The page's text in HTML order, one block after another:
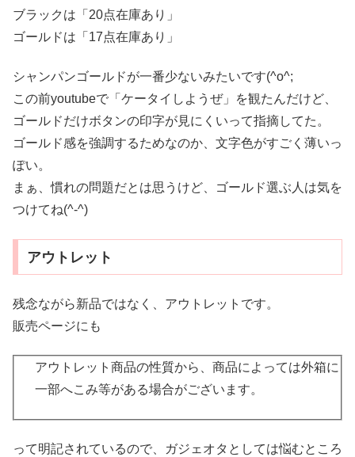
ブラックは「20点在庫あり」
ゴールドは「17点在庫あり」
シャンパンゴールドが一番少ないみたいです(^o^;
この前youtubeで「ケータイしようぜ」を観たんだけど、
ゴールドだけボタンの印字が見にくいって指摘してた。
ゴールド感を強調するためなのか、文字色がすごく薄いっ
ぽい。
まぁ、慣れの問題だとは思うけど、ゴールド選ぶ人は気を
つけてね(^-^)
アウトレット
残念ながら新品ではなく、アウトレットです。
販売ページにも
アウトレット商品の性質から、商品によっては外箱に
一部へこみ等がある場合がございます。
って明記されているので、ガジェオタとしては悩むところ